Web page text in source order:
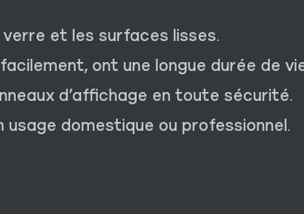
et les surfaces lisses.
ont une longue durée de
d’affichage en toute sécurité.
domestique ou professionnel.